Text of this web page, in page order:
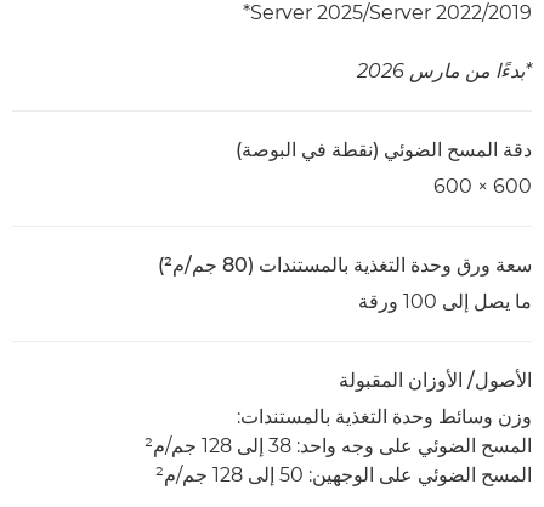
2019‏/Server 2022‏/Server 2025*
*بدءًا من مارس 2026
دقة المسح الضوئي (نقطة في البوصة)
600 × 600
سعة ورق وحدة التغذية بالمستندات (80 جم/م²)
ما يصل إلى 100 ورقة
الأصول/ الأوزان المقبولة
وزن وسائط وحدة التغذية بالمستندات:
المسح الضوئي على وجه واحد: 38 إلى 128 جم/م²‏
المسح الضوئي على الوجهين: 50 إلى 128 جم/م²